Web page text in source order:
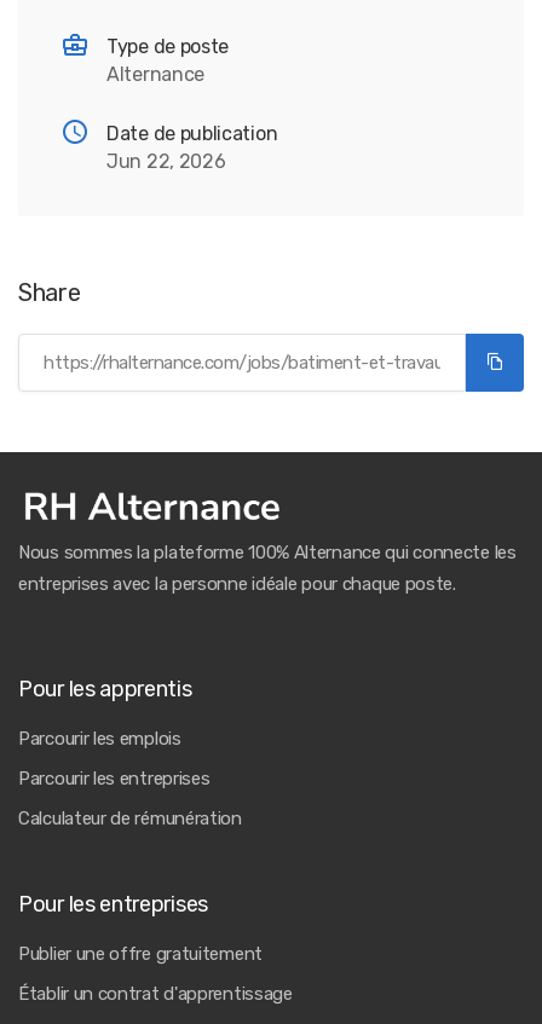
Type de poste
Alternance
Date de publication
Jun 22, 2026
Share
Nous sommes la plateforme 100% Alternance qui connecte les
entreprises avec la personne idéale pour chaque poste.
Pour les apprentis
Parcourir les emplois
Parcourir les entreprises
Calculateur de rémunération
Pour les entreprises
Publier une offre gratuitement
Établir un contrat d'apprentissage